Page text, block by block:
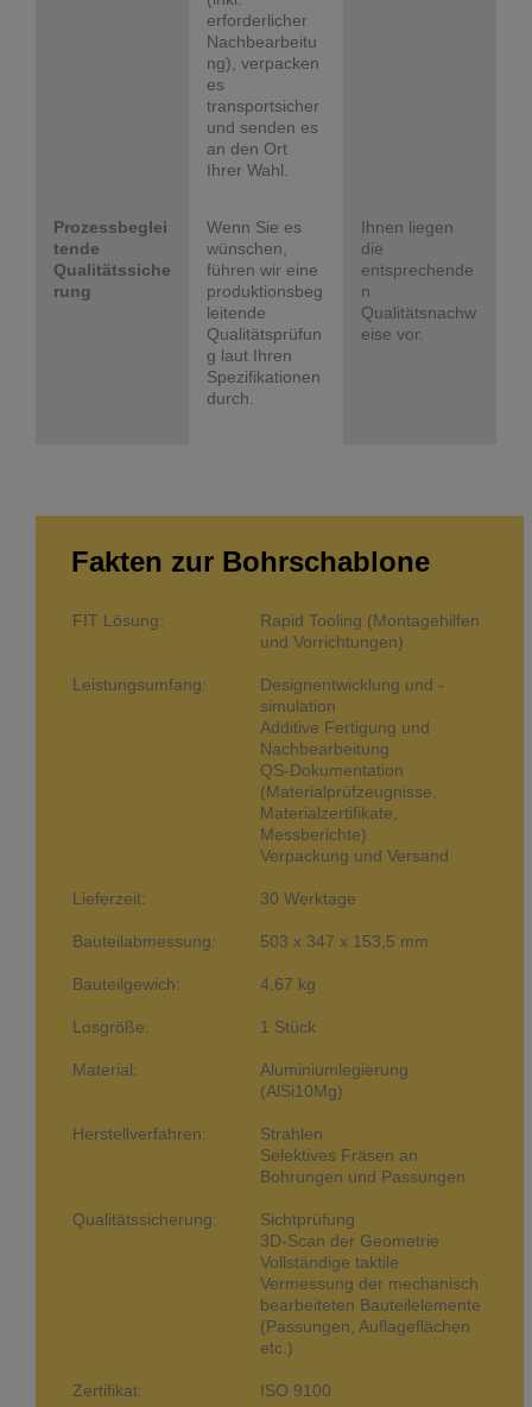
erforderlicher
Nachbearbeitu
ng), verpacken
es
transportsicher
und senden es
an den Ort
Ihrer Wahl.
Prozessbeglei
tende
Qualitätssiche
rung
Wenn Sie es
wünschen,
führen wir eine
produktionsbeg
leitende
Qualitätsprüfun
g laut Ihren
Spezifikationen
durch.
Ihnen liegen
die
entsprechende
n
Qualitätsnachw
eise vor.
Fakten zur Bohrschablone
FIT Lösung:
Rapid Tooling (Montagehilfen
und Vorrichtungen)
Leistungsumfang:
Designentwicklung und -
simulation
Additive Fertigung und
Nachbearbeitung
QS-Dokumentation
(Materialprüfzeugnisse,
Materialzertifikate,
Messberichte)
Verpackung und Versand
Lieferzeit: 30 Werktage
Bauteilabmessung: 503 x 347 x 153,5 mm
Bauteilgewich: 4,67 kg
Losgröße: 1 Stück
Material:
Aluminiumlegierung
(AlSi10Mg)
Herstellverfahren:
Strahlen
Selektives Fräsen an
Bohrungen und Passungen
Qualitätssicherung:
Sichtprüfung
3D-Scan der Geometrie
Vollständige taktile
Vermessung der mechanisch
bearbeiteten Bauteilelemente
(Passungen, Auflageflächen
etc.)
Zertifikat: ISO 9100